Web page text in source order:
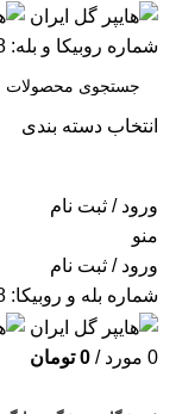
شماره روبیکا و بله: 09128870988
انتخاب دسته بندی
ورود / ثبت نام
منو
ورود / ثبت نام
شماره بله و روبیکا: 09128870988
0 مورد /
0 تومان